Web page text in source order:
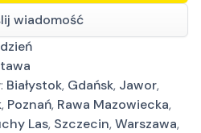
wiadomość
dzień
Białystok, Gdańsk, Jawor,
, Poznań, Rawa Mazowiecka,
Las, Szczecin,Warszawa,